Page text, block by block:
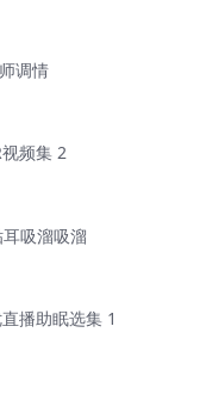
调情
频集 2
吸溜吸溜
播助眠选集 1